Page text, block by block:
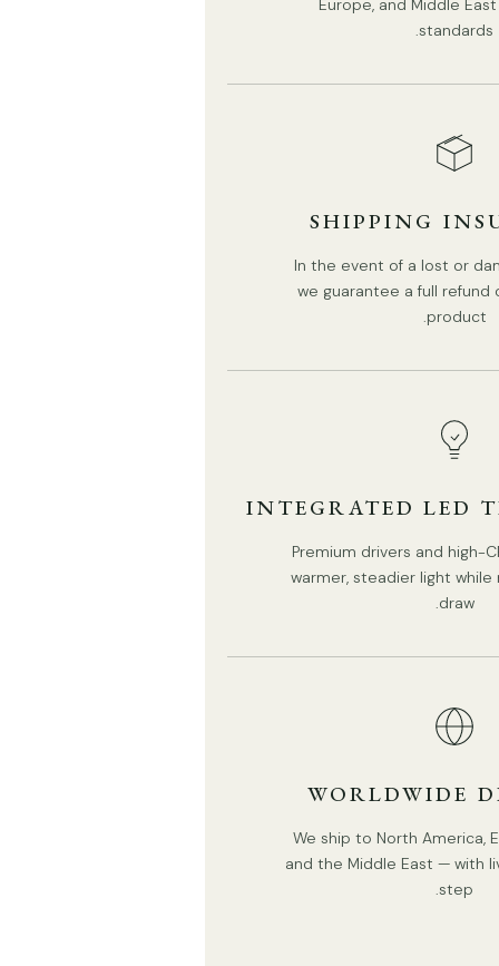
الارتفاع 59 بوصة
Europe, and Middle
standards.
SHIPPING
In the event of a lost or
we guarantee a full
product.
INTEGRATED LED
Premium drivers and high-
warmer, steadier light
draw.
WORLDWIDE
We ship to North America,
and the Middle East — with
step.